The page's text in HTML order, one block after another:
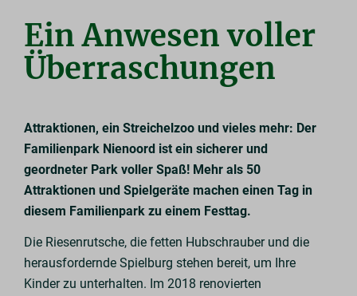
Ein Anwesen voller
Überraschungen
Attraktionen, ein Streichelzoo und vieles mehr: Der
Familienpark Nienoord ist ein sicherer und
geordneter Park voller Spaß! Mehr als 50
Attraktionen und Spielgeräte machen einen Tag in
diesem Familienpark zu einem Festtag.
Die Riesenrutsche, die fetten Hubschrauber und die
herausfordernde Spielburg stehen bereit, um Ihre
Kinder zu unterhalten. Im 2018 renovierten